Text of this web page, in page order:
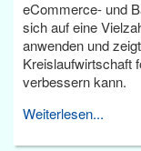
eCommerce- und
sich auf eine
anwenden und
Kreislaufwirtschaft
verbessern kann.
Weiterlesen...